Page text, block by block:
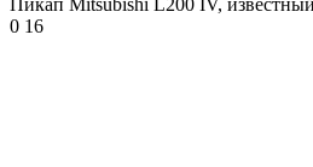
Пикап Mitsubishi L200 IV,
0 16